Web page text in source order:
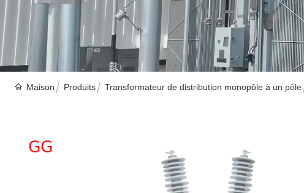
Maison Produits Transformateur de distribution monopôle à un pôle